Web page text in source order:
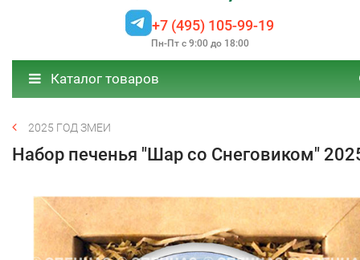
+7 (495) 105-99-19
Пн-Пт с 9:00 до 18:00
Каталог товаров
2025 ГОД ЗМЕИ
Набор печенья "Шар со Снеговиком"